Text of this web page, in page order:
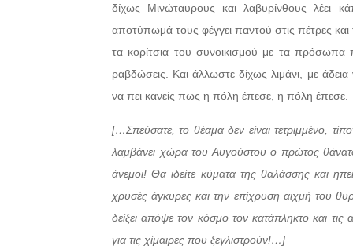
δίχως Μινώταυρους και λαβυρίνθους λέει
αποτύπωμά τους φέγγει παντού στις πέτρες και
τα κορίτσια του συνοικισμού με τα πρόσωπα
ραβδώσεις. Και άλλωστε δίχως λιμάνι, με
να πει κανείς πως η πόλη έπεσε, η πόλη έπεσε.
[…Σπεύσατε, το θέαμα δεν είναι τετριμμένο,
λαμβάνει χώρα του Αυγούστου ο πρώτος
άνεμοι! Θα ιδείτε κύματα της θαλάσσης και
χρυσές άγκυρες και την επίχρυση αιχμή του
δείξει απόψε τον κόσμο τον κατάπληκτο και τις
για τις χίμαιρες που ξεγλιστρούν!…]